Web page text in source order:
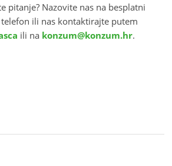
pitanje? Nazovite nas na besplatni
ili nas kontaktirajte putem
ili na konzum@konzum.hr.